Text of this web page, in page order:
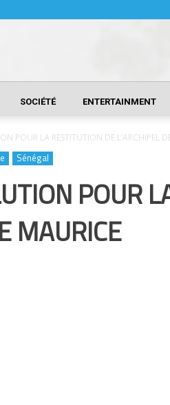
SOCIÉTÉ ENTERTAINMENT
POUR LA RESTITUTION DE L’ARCHIPEL
Sénégal
POUR
MAURICE